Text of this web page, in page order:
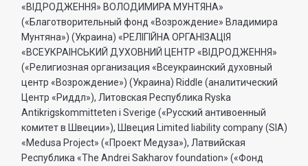
«ВIДРОДЖЕННЯ» ВОЛОДИМИРА МУНТЯНА»
(«Благотворительный фонд «Возрождение» Владимира
Мунтяна») (Украина) «РЕЛIГIЙНА ОРГАНIЗАЦIЯ
«ВСЕУКРАIНСЬКИЙ ДУХОВНИЙ ЦЕНТР «ВIДРОДЖЕННЯ»
(«Религиозная организация «Всеукраинский духовный
центр «Возрождение») (Украина) Riddle (аналитический
Центр «Риддл»), Литовская Республика Ryska
Antikrigskommitteten i Sverige («Русский антивоенный
комитет в Швеции»), Швеция Limited liability company (SIA)
«Medusa Project» («Проект Медуза»), Латвийская
Республика «The Andrei Sakharov foundation» («Фонд